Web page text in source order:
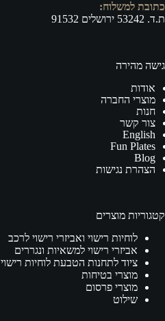
כתובת למשלוח:
ת.ד. 53242 ירושלים 91532
גישה מהירה
אודות
מוצרי החברה
חנות
צור קשר
English
Fun Plates
Blog
הצהרת נגישות
קטגוריות מוצרים
לוחיות רישוי ואביזרי רישוי לרכב
אביזרי רישוי למשאיות ונגררים
ציוד לתחנות הטבעת לוחיות רישוי
מוצרי בטיחות
מוצרי פרסום
שילוט